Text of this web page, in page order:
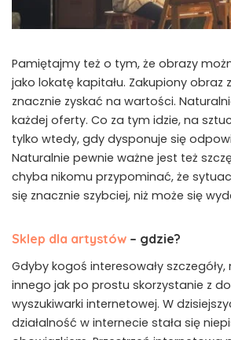
Pamiętajmy też o tym, że obrazy
jako lokatę kapitału. Zakupiony obraz
znacznie zyskać na wartości.
każdej oferty. Co za tym idzie, na
tylko wtedy, gdy dysponuje się
Naturalnie pewnie ważne jest też
chyba nikomu przypominać, że
się znacznie szybciej, niż może się
Sklep dla artystów – gdzie?
Gdyby kogoś interesowały
innego jak po prostu skorzystanie z
wyszukiwarki internetowej. W
działalność w internecie stała się